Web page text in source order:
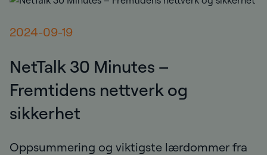
2024-09-19
NetTalk 30 Minutes –
Fremtidens nettverk og
sikkerhet
Oppsummering og viktigste lærdommer fra